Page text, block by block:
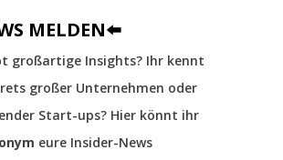
MELDEN⬅️
großartige Insights? Ihr kennt
großer Unternehmen oder
Start-ups? Hier könnt ihr
eure Insider-News